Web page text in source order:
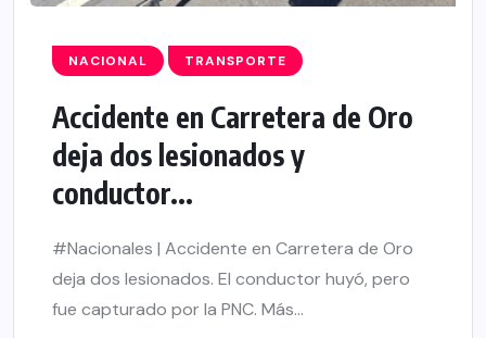
NACIONAL TRANSPORTE
Accidente en Carretera de Oro
deja dos lesionados y
conductor...
#Nacionales | Accidente en Carretera de Oro
deja dos lesionados. El conductor huyó, pero
fue capturado por la PNC. Más...